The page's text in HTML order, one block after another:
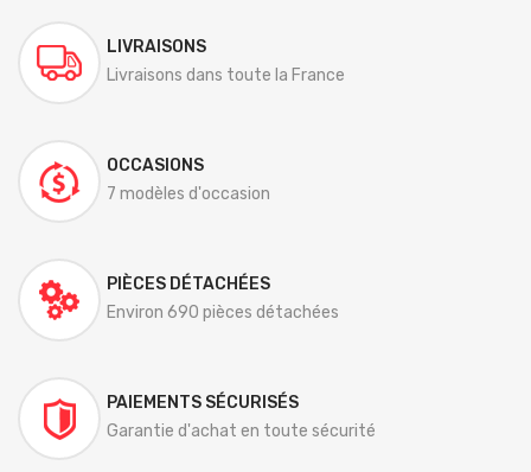
LIVRAISONS
Livraisons dans toute la France
OCCASIONS
7 modèles d'occasion
PIÈCES DÉTACHÉES
Environ 690 pièces détachées
PAIEMENTS SÉCURISÉS
Garantie d'achat en toute sécurité